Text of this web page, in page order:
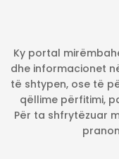
Ky portal
dhe informacionet
të shtypen, ose të
qëllime përfitimi,
Për ta shfrytëzuar